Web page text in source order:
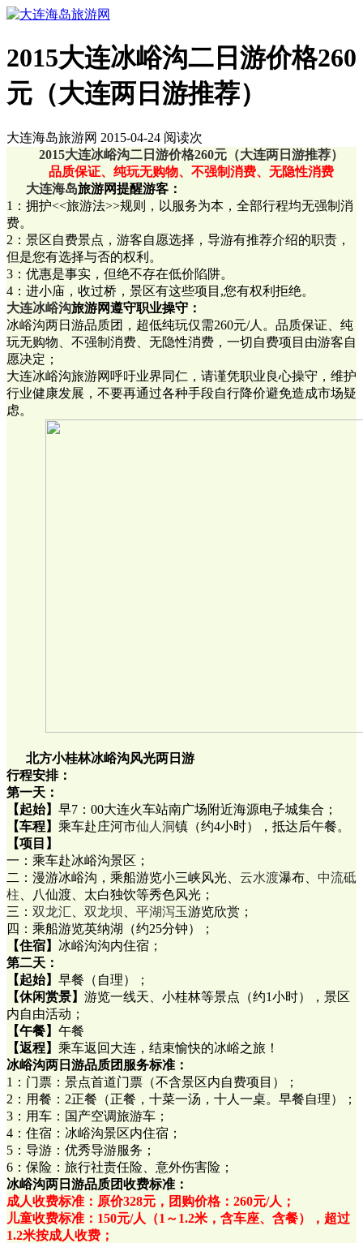
2015大连冰峪沟二日游价格260
元（大连两日游推荐）
大连海岛旅游网 2015-04-24 阅读次
2015大连冰峪沟二日游价格260元（大连两日游推荐）
品质保证、纯玩无购物、不强制消费、无隐性消费
大连海岛旅游网提醒游客：
1：拥护<<旅游法>>规则，以服务为本，全部行程均无强制消
费。
2：景区自费景点，游客自愿选择，导游有推荐介绍的职责，
但是您有选择与否的权利。
3：优惠是事实，但绝不存在低价陷阱。
4：进小庙，收过桥，景区有这些项目,您有权利拒绝。
大连冰峪沟旅游网遵守职业操守：
冰峪沟两日游品质团，超低纯玩仅需260元/人。品质保证、纯
玩无购物、不强制消费、无隐性消费，一切自费项目由游客自
愿决定；
大连冰峪沟旅游网呼吁业界同仁，请谨凭职业良心操守，维护
行业健康发展，不要再通过各种手段自行降价避免造成市场疑
虑。
北方小桂林冰峪沟风光两日游
行程安排：
第一天：
【起始】 早7：00大连火车站南广场附近海源电子城集合；
【车程】 乘车赴庄河市仙人洞镇（约4小时），抵达后午餐。
【项目】
一：乘车赴冰峪沟景区；
二：漫游冰峪沟，乘船游览小三峡风光、 云水渡瀑布、 中流砥
柱 、八仙渡、太白独饮等秀色风光；
三： 双龙汇 双龙坝 平湖泻玉游览欣赏；
四：乘船游览英纳湖（约25分钟）；
【住宿】 冰峪沟沟内住宿；
第二天：
【起始】 早餐（自理）；
【休闲赏景】 游览一线天、小桂林等景点（约1小时），景区
内自由活动；
【午餐】 午餐
【返程】 乘车返回大连，结束愉快的冰峪之旅！
冰峪沟两日游品质团服务标准：
1：门票：景点首道门票（不含景区内自费项目）；
2：用餐：2正餐（正餐，十菜一汤，十人一桌。早餐自理）；
3：用车：国产空调旅游车；
4：住宿：冰峪沟景区内住宿；
5：导游：优秀导游服务；
6：保险：旅行社责任险、意外伤害险；
冰峪沟两日游品质团收费标准：
成人收费标准：原价328元，团购价格：260元/人；
儿童收费标准：150元/人（1～1.2米，含车座、含餐），超过
1.2米按成人收费；